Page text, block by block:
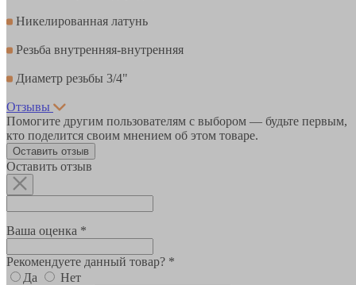
Никелированная латунь
Резьба внутренняя-внутренняя
Диаметр резьбы 3/4"
Отзывы
Помогите другим пользователям с выбором — будьте первым,
кто поделится своим мнением об этом товаре.
Оставить отзыв
Оставить отзыв
Ваша оценка *
Рекомендуете данный товар? *
Да
Нет